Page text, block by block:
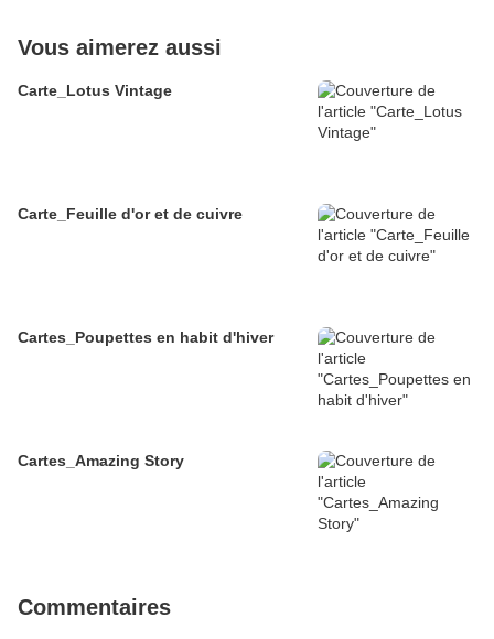
Vous aimerez aussi
Carte_Lotus Vintage
Carte_Feuille d'or et de cuivre
Cartes_Poupettes en habit d'hiver
Cartes_Amazing Story
Commentaires